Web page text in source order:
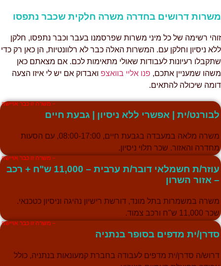
דרושים בחדרה משרה חלקית שכבר נתפסו
רשימה של כל מיני משרות שפרסמנו בעבר וכבר נתפסו, חלקן
ניסיון וחלקן עם. המשרות האלה כבר לא רלוונטיות, הן כאן רק כדי
רעיונות לעבודות שאולי מתאימות לכם. אם מצאתם כאן
שמעניין אתכם,פנו אליי בוואצפואבדוק אם יש לי איזו הצעה
שיכולה להתאים.
– משרה זו כבר אויישה
ית | אפשרי ללא ניסיון | גבעת חיים
משרה מלאה במעבדה בגבעת חיים, 08:00-17:00, עם הסעות
והאזור. שכר תלוי ניסיון.
– משרה זו כבר אויישה
עוזר/ת חשמלאי דובר/ת ערבית – 11,000 ש"ח + רכב
אזור השרון
במשמרות בתל מונד, דורשת רישיון נהיגה וניסיון כטכנאי.
ש"ח ורכב צמוד.
– משרה זו כבר אויישה
ית מדפים בסופר בנתניה
ה סדרן/ית מדפים לעבודה בחברת קמעונאות בנתניה, כולל